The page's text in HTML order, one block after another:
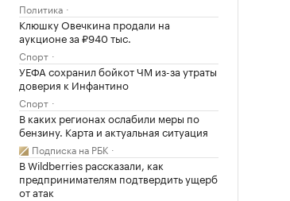
Политика
Клюшку Овечкина продали на
аукционе за ₽940 тыс.
Спорт
УЕФА сохранил бойкот ЧМ из-за утраты
доверия к Инфантино
Спорт
В каких регионах ослабили меры по
бензину. Карта и актуальная ситуация
Подписка на РБК
В Wildberries рассказали, как
предпринимателям подтвердить ущерб
от атак